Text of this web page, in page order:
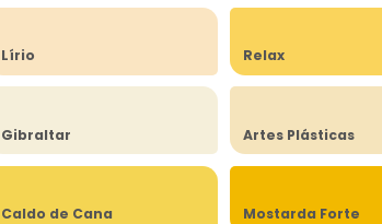
Lírio Relax
Gibraltar Artes Plásticas
Caldo de Cana Mostarda Forte